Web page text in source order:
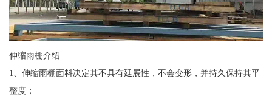
伸缩雨棚介绍
1、伸缩雨棚面料决定其不具有延展性，不会变形，并持久保持其平
整度；